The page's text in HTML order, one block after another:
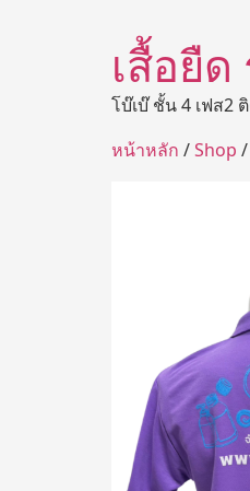
เสื้อยื
โบ๊เบ๊ ชั้น 4 เฟส2
หน้าหลัก /Shop /